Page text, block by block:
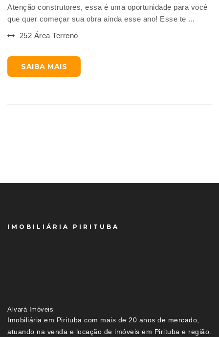
Atenção construtores, essa é uma oportunidade para você
que quer começar sua obra ainda esse ano! Esse te ...
252 Área Terreno
SAIBA MAIS
IMOBILIÁRIA PIRITUBA
Alvará Imóveis
Imobiliária em Pirituba com mais de 20 anos de mercado,
atuando na venda e locação de imóveis em Pirituba e região.